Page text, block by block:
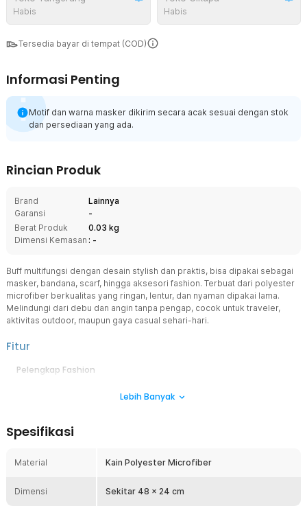
Habis Habis
Tersedia bayar di tempat (COD)
Informasi Penting
Motif dan warna masker dikirim secara acak sesuai dengan stok
dan persediaan yang ada.
Rincian Produk
Brand
Lainnya
Garansi
-
Berat Produk
0.03 kg
Dimensi Kemasan : -
Buff multifungsi dengan desain stylish dan praktis, bisa dipakai sebagai
masker, bandana, scarf, hingga aksesori fashion. Terbuat dari polyester
microfiber berkualitas yang ringan, lentur, dan nyaman dipakai lama.
Melindungi dari debu dan angin tanpa pengap, cocok untuk traveler,
aktivitas outdoor, maupun gaya casual sehari-hari.
Fitur
Pelengkap Fashion
menunjang penampilan saat beraktivitas outdoor maupun casual.
wanita.
Satu buff dapat digunakan dalam berbagai bentuk seperti masker
Fleksibilitas ini membuat produk lebih praktis dan efisien untuk
Lebih Banyak
Spesifikasi
Material Kain Polyester Microfiber
Dimensi Sekitar 48 x 24 cm